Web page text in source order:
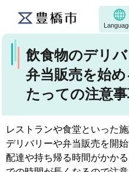
飲食物のデリ
弁当販売を始
たっての注意
レストランや食堂といった
デリバリーや弁当販売を開始
配達や持ち帰る時間がかか